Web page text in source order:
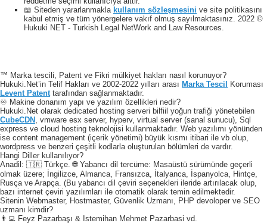
📖 Siteden yararlanmakla kullanım sözleşmesini ve site politikasını
kabul etmiş ve tüm yönergelere vakıf olmuş sayılmaktasınız. 2022 ©
Hukuki NET - Turkish Legal NetWork and Law Resources.
™ Marka tescili, Patent ve Fikri mülkiyet hakları nasıl korunuyor?
Hukuki.Net’in Telif Hakları ve 2002-2022 yılları arası Marka Tescil
Koruması
Levent Patenttarafından sağlanmaktadır.
♾️ Makine donanım yapı ve yazılım özellikleri nedir?
Hukuki.Net olarak dedicated hosting serveri bilfiil yoğun trafiği yönetebilen
CubeCDN , vmware esx server, hyperv, virtual server (sanal sunucu), Sql
express ve cloud hosting teknolojisi kullanmaktadır. Web yazılımı yönünden
ise content management (içerik yönetimi) büyük kısmı itibari ile vb olup,
wordpress ve benzeri çeşitli kodlarla oluşturulan bölümleri de vardır.
Hangi Diller kullanılıyor?
Anadil: 🇹🇷 Türkçe. 🌐 Yabancı dil tercüme: Masaüstü sürümünde geçerli
olmak üzere; İngilizce, Almanca, Fransızca, İtalyanca, İspanyolca, Hintçe,
Rusça ve Arapça. (Bu yabancı dil çeviri seçenekleri ileride artırılacak olup,
bazı internet çeviri yazılımları ile otomatik olarak temin edilmektedir.
Sitenin Webmaster, Hostmaster, Güvenlik Uzmanı, PHP devoloper ve SEO
uzmanı kimdir?
👨‍💻 Feyz Pazarbaşı & Istemihan Mehmet Pazarbasi vd.